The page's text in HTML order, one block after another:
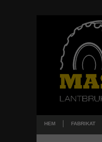
HEM FABRIKAT